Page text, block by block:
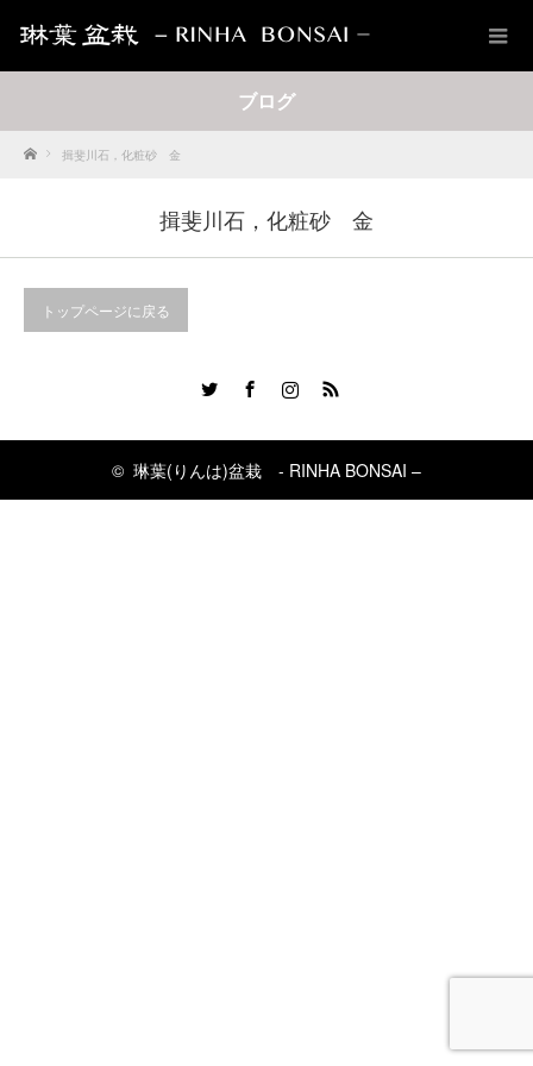
ブログ
Home 揖斐川石，化粧砂 金
揖斐川石，化粧砂 金
トップページに戻る
RSS
© 琳葉(りんは)盆栽 - RINHA BONSAI –